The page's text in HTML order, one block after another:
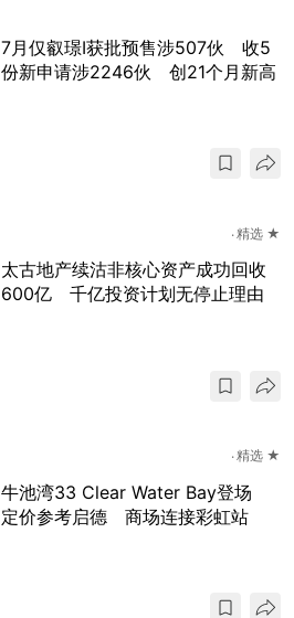
7月仅叡璟I获批预售涉507伙 收5
份新申请涉2246伙 创21个月新高
精选 ★
太古地产续沽非核心资产成功回收
600亿 千亿投资计划无停止理由
精选 ★
牛池湾33 Clear Water Bay登场
定价参考启德 商场连接彩虹站